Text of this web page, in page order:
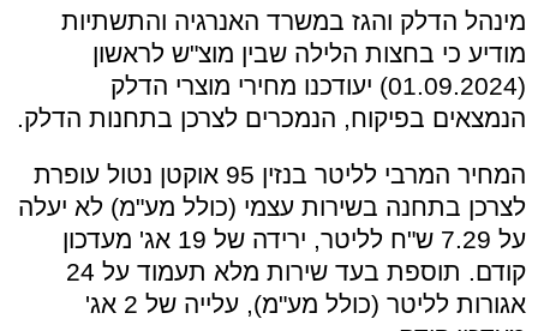
מינהל הדלק והגז במשרד האנרגיה והתשתיות
מודיע כי בחצות הלילה שבין מוצ"ש לראשון
(01.09.2024) יעודכנו מחירי מוצרי הדלק
הנמצאים בפיקוח, הנמכרים לצרכן בתחנות הדלק.
המחיר המרבי לליטר בנזין 95 אוקטן נטול עופרת
לצרכן בתחנה בשירות עצמי (כולל מע"מ) לא יעלה
על 7.29 ש"ח לליטר, ירידה של 19 אג' מעדכון
קודם. תוספת בעד שירות מלא תעמוד על 24
אגורות לליטר (כולל מע"מ), עלייה של 2 אג'